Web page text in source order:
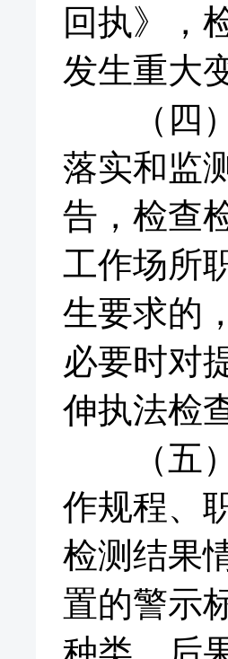
回执》，
发生重大
（四）
落实和监
告，检查
工作场所
生要求的
必要时对
伸执法检
（五）
作规程、
检测结果
置的警示